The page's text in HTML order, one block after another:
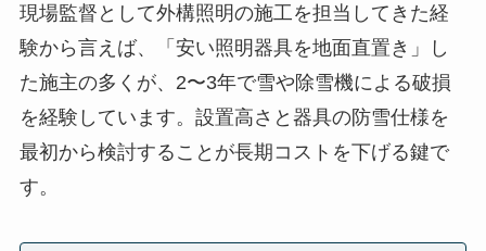
現場監督として外構照明の施工を担当してきた経
験から言えば、「安い照明器具を地面直置き」し
た施主の多くが、2〜3年で雪や除雪機による破損
を経験しています。設置高さと器具の防雪仕様を
最初から検討することが長期コストを下げる鍵で
す。